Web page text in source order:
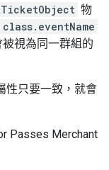
物
class.eventName
視為同一群組的
性只要一致，就會
Passes Merchant